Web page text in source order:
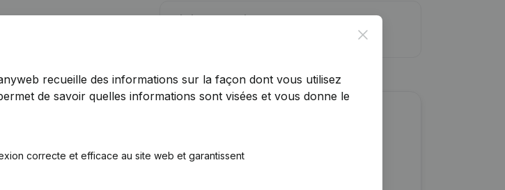
Limite de crédit
plus d’informations sur cette entreprise ?
Close
recueille des informations sur la façon dont vous utilisez
de savoir quelles informations sont visées et vous donne le
correcte et efficace au site web et garantissent